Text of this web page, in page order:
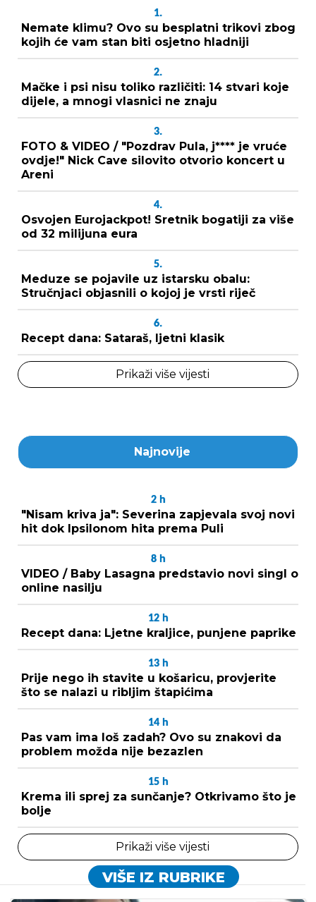
1.
Nemate klimu? Ovo su besplatni trikovi zbog
kojih će vam stan biti osjetno hladniji
2.
Mačke i psi nisu toliko različiti: 14 stvari koje
dijele, a mnogi vlasnici ne znaju
3.
FOTO & VIDEO / "Pozdrav Pula, j**** je vruće
ovdje!" Nick Cave silovito otvorio koncert u
Areni
4.
Osvojen Eurojackpot! Sretnik bogatiji za više
od 32 milijuna eura
5.
Meduze se pojavile uz istarsku obalu:
Stručnjaci objasnili o kojoj je vrsti riječ
6.
Recept dana: Sataraš, ljetni klasik
Prikaži više vijesti
Najnovije
2 h
"Nisam kriva ja": Severina zapjevala svoj novi
hit dok Ipsilonom hita prema Puli
8 h
VIDEO / Baby Lasagna predstavio novi singl o
online nasilju
12 h
Recept dana: Ljetne kraljice, punjene paprike
13 h
Prije nego ih stavite u košaricu, provjerite
što se nalazi u ribljim štapićima
14 h
Pas vam ima loš zadah? Ovo su znakovi da
problem možda nije bezazlen
15 h
Krema ili sprej za sunčanje? Otkrivamo što je
bolje
Prikaži više vijesti
VIŠE IZ RUBRIKE